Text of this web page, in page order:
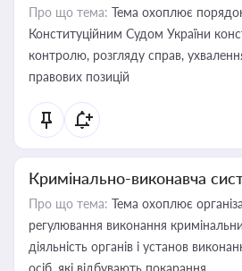
Про що тема: Тема охоплює
Конституційним Судом України
контролю, розгляду справ,
правових позицій
Кримінально-виконавча
Про що тема: Тема охоплює
регулювання виконання
діяльність органів і установ
осіб, які відбувають покарання